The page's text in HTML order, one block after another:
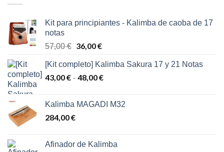
Kit para principiantes - Kalimba de caoba de 17
notas
57,00€ El
original
era:
36,00€El
actual
es:
[Kit completo] Kalimba Sakura 17 y 21 Notas
43,00€ - 48,00€Rango
desde
48,00 €
Kalimba MAGADI M32
284,00€
Afinador de Kalimba